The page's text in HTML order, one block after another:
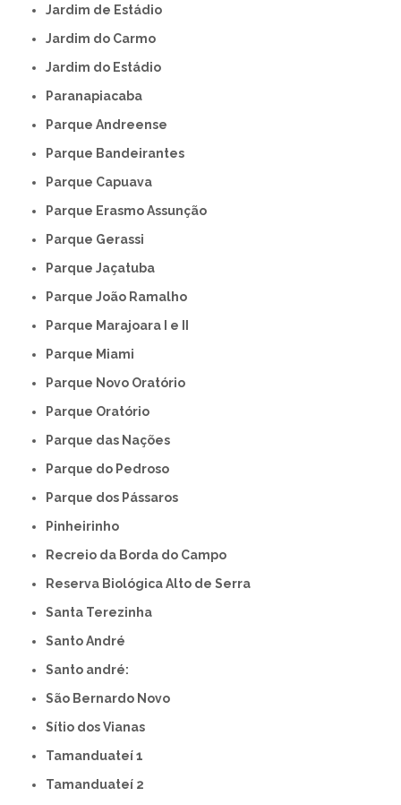
Jardim de Estádio
Jardim do Carmo
Jardim do Estádio
Paranapiacaba
Parque Andreense
Parque Bandeirantes
Parque Capuava
Parque Erasmo Assunção
Parque Gerassi
Parque Jaçatuba
Parque João Ramalho
Parque Marajoara I e II
Parque Miami
Parque Novo Oratório
Parque Oratório
Parque das Nações
Parque do Pedroso
Parque dos Pássaros
Pinheirinho
Recreio da Borda do Campo
Reserva Biológica Alto de Serra
Santa Terezinha
Santo André
Santo andré:
São Bernardo Novo
Sítio dos Vianas
Tamanduateí 1
Tamanduateí 2